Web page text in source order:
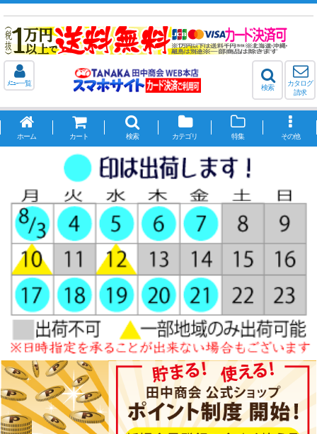
ﾒﾆｭｰ一覧
検索
カタログ
請求
ホーム カート 検索 カテゴリ 特集 その他